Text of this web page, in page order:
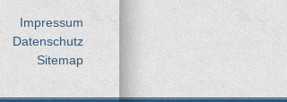
Impressum
Datenschutz
Sitemap